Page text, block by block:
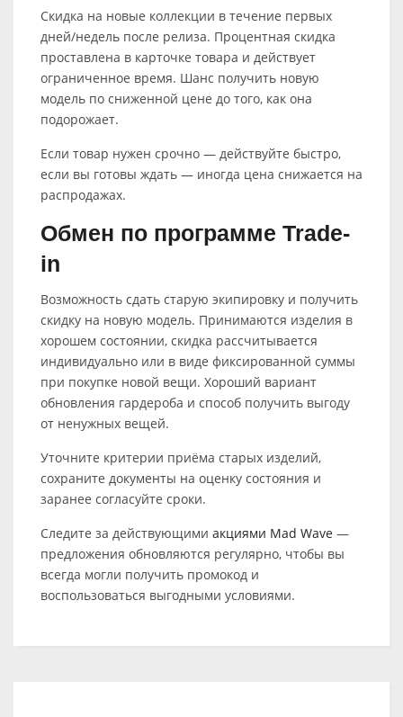
Скидка на новые коллекции в течение первых
дней/недель после релиза. Процентная скидка
проставлена в карточке товара и действует
ограниченное время. Шанс получить новую
модель по сниженной цене до того, как она
подорожает.
Если товар нужен срочно — действуйте быстро,
если вы готовы ждать — иногда цена снижается на
распродажах.
Обмен по программе Trade-
in
Возможность сдать старую экипировку и получить
скидку на новую модель. Принимаются изделия в
хорошем состоянии, скидка рассчитывается
индивидуально или в виде фиксированной суммы
при покупке новой вещи. Хороший вариант
обновления гардероба и способ получить выгоду
от ненужных вещей.
Уточните критерии приёма старых изделий,
сохраните документы на оценку состояния и
заранее согласуйте сроки.
Следите за действующими акциями Mad Wave —
предложения обновляются регулярно, чтобы вы
всегда могли получить промокод и
воспользоваться выгодными условиями.